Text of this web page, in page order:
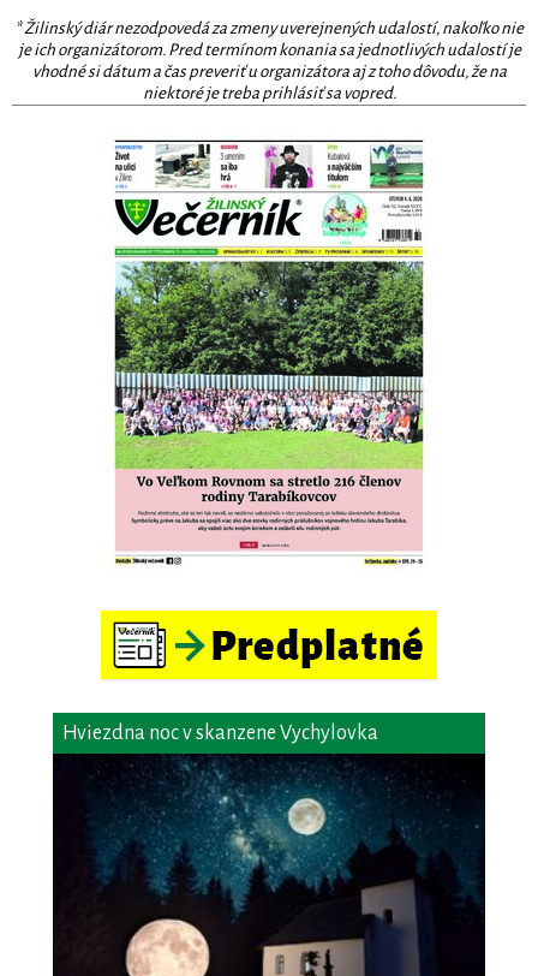
* Žilinský diár nezodpovedá za zmeny uverejnených udalostí, nakoľko nie
je ich organizátorom. Pred termínom konania sa jednotlivých udalostí je
vhodné si dátum a čas preveriť u organizátora aj z toho dôvodu, že na
niektoré je treba prihlásiť sa vopred.
Hviezdna noc v skanzene Vychylovka